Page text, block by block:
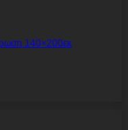
140×200εκ